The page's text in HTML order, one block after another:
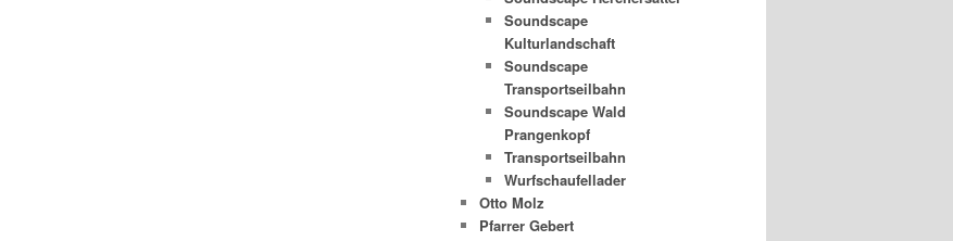
Soundscape
Kulturlandschaft
Soundscape
Transportseilbahn
Soundscape Wald
Prangenkopf
Transportseilbahn
Wurfschaufellader
Otto Molz
Pfarrer Gebert